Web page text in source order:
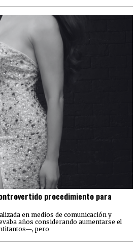
procedimiento para
en medios de comunicación y
años considerando aumentarse el
pero